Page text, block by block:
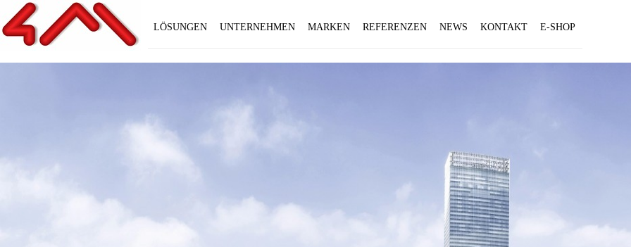
LÖSUNGEN UNTERNEHMEN MARKEN REFERENZEN NEWS KONTAKT E-SHOP